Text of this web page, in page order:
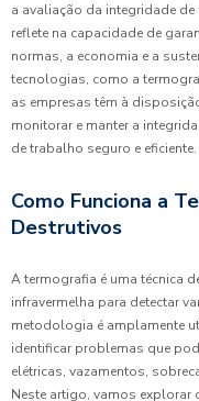
a avaliação da integridade
reflete na capacidade de
normas, a economia e a
tecnologias, como a
as empresas têm à
monitorar e manter a
de trabalho seguro e eficiente.
Como Funciona a
Destrutivos
A termografia é uma técnica
infravermelha para detectar
metodologia é amplamente
identificar problemas que
elétricas, vazamentos,
Neste artigo, vamos explorar